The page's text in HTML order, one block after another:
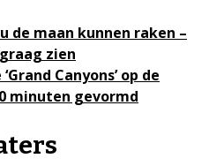
de maan kunnen raken –
zien
Canyons’ op de
minuten gevormd